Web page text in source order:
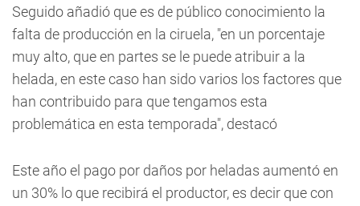
Seguido añadió que es de público conocimiento la
falta de producción en la ciruela, "en un porcentaje
muy alto, que en partes se le puede atribuir a la
helada, en este caso han sido varios los factores que
han contribuido para que tengamos esta
problemática en esta temporada", destacó
Este año el pago por daños por heladas aumentó en
un 30% lo que recibirá el productor, es decir que con